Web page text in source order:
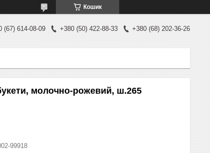
Кошик
(67) 614-08-09 +380 (50) 422-88-33 +380 (68) 202-36-26
молочно-рожевий, ш.265
99918